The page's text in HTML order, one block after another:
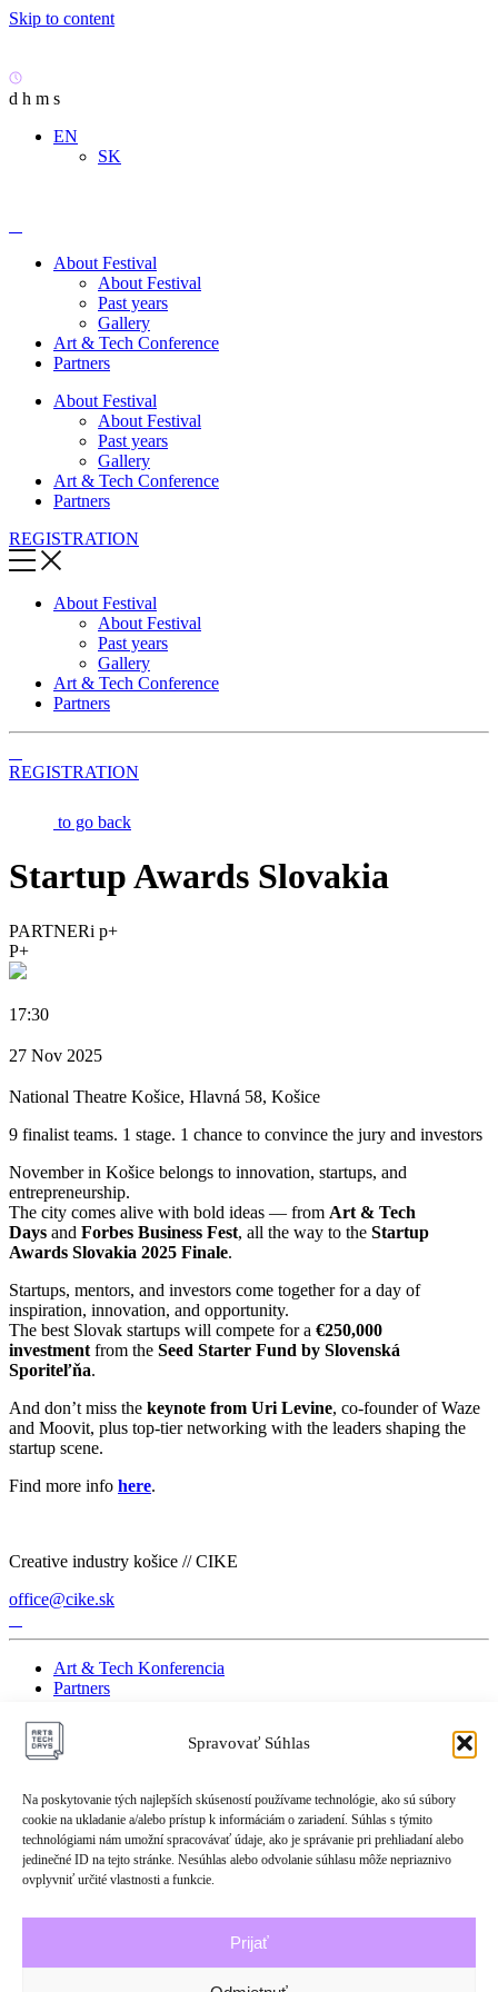
Spravovať Súhlas
Na poskytovanie tých najlepších skúseností používame technológie, ako sú súbory
cookie na ukladanie a/alebo prístup k informáciám o zariadení. Súhlas s týmito
technológiami nám umožní spracovávať údaje, ako je správanie pri prehliadaní alebo
jedinečné ID na tejto stránke. Nesúhlas alebo odvolanie súhlasu môže nepriaznivo
ovplyvniť určité vlastnosti a funkcie.
Prijať
Skip to content
d h m s
EN
SK
About Festival
About Festival
Past years
Gallery
Art & Tech Conference
Partners
About Festival
About Festival
Past years
Gallery
Art & Tech Conference
Partners
REGISTRATION
About Festival
About Festival
Past years
Gallery
Art & Tech Conference
Partners
REGISTRATION
to go back
Startup Awards Slovakia
PARTNERi p+
P+
17:30
27 Nov 2025
National Theatre Košice, Hlavná 58, Košice
9 finalist teams. 1 stage. 1 chance to convince the jury and investors
November in Košice belongs to innovation, startups, and
entrepreneurship.
The city comes alive with bold ideas — from Art & Tech
Days and Forbes Business Fest, all the way to the Startup
Awards Slovakia 2025 Finale.
Startups, mentors, and investors come together for a day of
inspiration, innovation, and opportunity.
The best Slovak startups will compete for a €250,000
investment from the Seed Starter Fund by Slovenská
Sporiteľňa.
And don’t miss the keynote from Uri Levine, co-founder of Waze
and Moovit, plus top-tier networking with the leaders shaping the
startup scene.
Find more info here.
Creative industry košice // CIKE
office@cike.sk
Art & Tech Konferencia
Partners
BACK TO TOP
Archive
2025 ATDAYS
2024 ATDAYS
2019 ATDAYS